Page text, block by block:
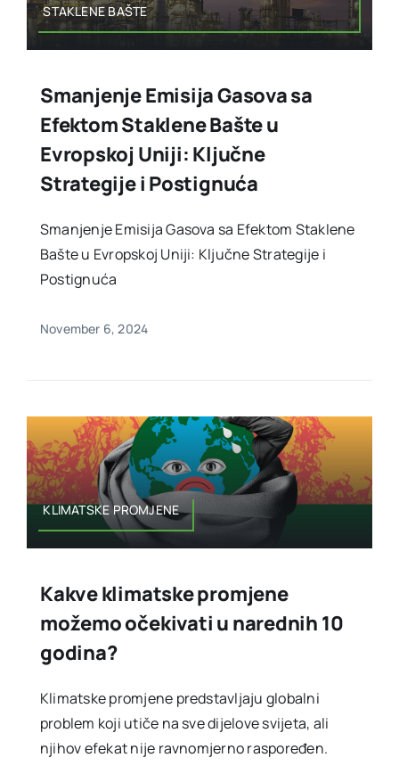
STAKLENE BAŠTE
Smanjenje Emisija Gasova sa
Efektom Staklene Bašte u
Evropskoj Uniji: Ključne
Strategije i Postignuća
Smanjenje Emisija Gasova sa Efektom Staklene
Bašte u Evropskoj Uniji: Ključne Strategije i
Postignuća
November 6, 2024
KLIMATSKE PROMJENE
Kakve klimatske promjene
možemo očekivati u narednih 10
godina?
Klimatske promjene predstavljaju globalni
problem koji utiče na sve dijelove svijeta, ali
njihov efekat nije ravnomjerno raspoređen.